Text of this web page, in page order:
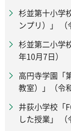
杉並第十小学
ンプリ）」 （
杉並第二小学
年10月7日）
高円寺学園「
教室）」（令
井荻小学校「
した授業」 （